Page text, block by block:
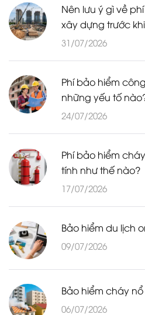
Nên lưu ý gì về
xây dựng trước
31/07/2026
Phí bảo hiểm
những yếu tố
24/07/2026
Phí bảo hiểm
tính như thế nào?
17/07/2026
Bảo hiểm du lịch
09/07/2026
Bảo hiểm cháy
06/07/2026